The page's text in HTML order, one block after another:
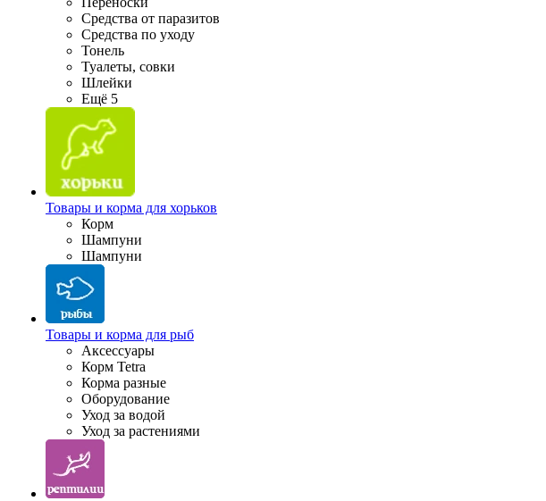
Средства от паразитов
Средства по уходу
Тонель
Туалеты, совки
Шлейки
Ещё 5
Товары и корма для хорьков
Корм
Шампуни
Шампуни
Товары и корма для рыб
Аксессуары
Корм Tetra
Корма разные
Оборудование
Уход за водой
Уход за растениями